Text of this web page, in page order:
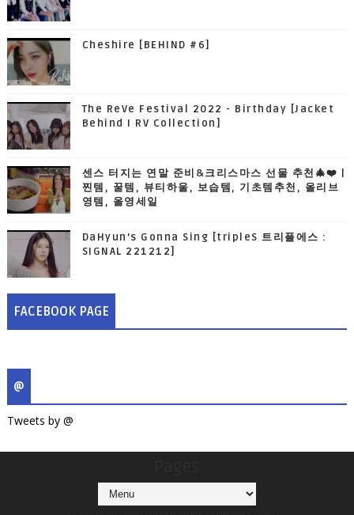
Cheshire [BEHIND #6]
The ReVe Festival 2022 - Birthday [Jacket
Behind I RV Collection]
센스 터지는 연말 준비&크리스마스 선물 추천🎄❤️ |
찐템, 꿀템, 뷰티하울, 보습템, 기초템추천, 올리브
영템, 올영세일
DaHyun’s Gonna Sing [tripleS 트리플에스 :
SIGNAL 221212]
FACEBOOK PAGE
@
Tweets by @